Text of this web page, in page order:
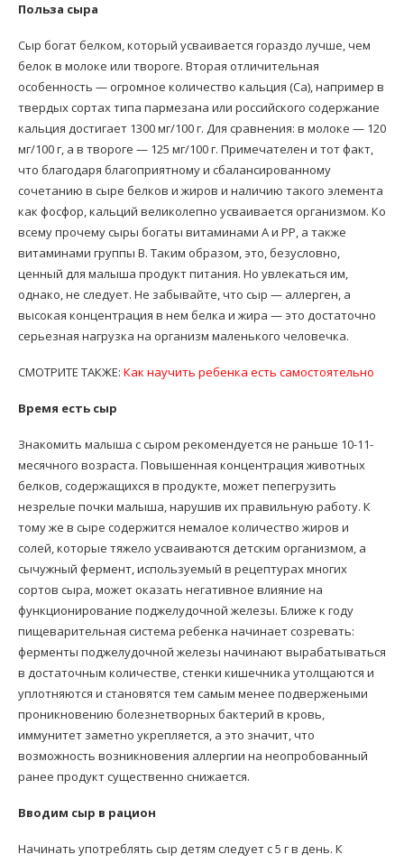
Польза сыра
Сыр богат белком, который усваивается гораздо лучше, чем
белок в молоке или твороге. Вторая отличительная
особенность — огромное количество кальция (Са), например в
твердых сортах типа пармезана или российского содержание
кальция достигает 1300 мг/100 г. Для сравнения: в молоке — 120
мг/100 г, а в твороге — 125 мг/100 г. Примечателен и тот факт,
что благодаря благоприятному и сбалансированному
сочетанию в сыре белков и жиров и наличию такого элемента
как фосфор, кальций великолепно усваивается организмом. Ко
всему прочему сыры богаты витаминами А и РР, а также
витаминами группы В. Таким образом, это, безусловно,
ценный для малыша продукт питания. Но увлекаться им,
однако, не следует. Не забывайте, что сыр — аллерген, а
высокая концентрация в нем белка и жира — это достаточно
серьезная нагрузка на организм маленького человечка.
СМОТРИТЕ ТАКЖЕ: Как научить ребенка есть самостоятельно
Время есть сыр
Знакомить малыша с сыром рекомендуется не раньше 10-11-
месячного возраста. Повышенная концентрация животных
белков, содержащихся в продукте, может пепегрузить
незрелые почки малыша, нарушив их правильную работу. К
тому же в сыре содержится немалое количество жиров и
солей, которые тяжело усваиваются детским организмом, а
сычужный фермент, используемый в рецептурах многих
сортов сыра, может оказать негативное влияние на
функционирование поджелудочной железы. Ближе к году
пищеварительная система ребенка начинает созревать:
ферменты поджелудочной железы начинают вырабатываться
в достаточным количестве, стенки кишечника утолщаются и
уплотняются и становятся тем самым менее подвержеными
проникновению болезнетворных бактерий в кровь,
иммунитет заметно укрепляется, а это значит, что
возможность возникновения аллергии на неопробованный
ранее продукт существенно снижается.
Вводим сыр в рацион
Начинать употреблять сыр детям следует с 5 г в день. К